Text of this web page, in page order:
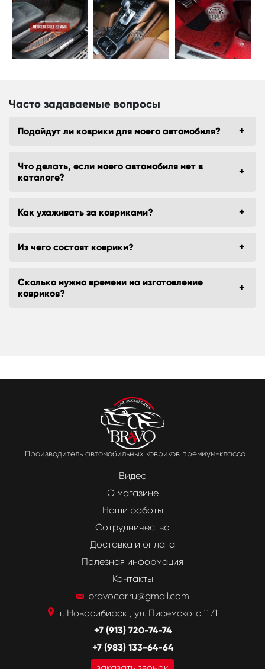
Часто задаваемые вопросы
Подойдут ли коврики для моего автомобиля?
Что делать, если моего автомобиля нет в
каталоге?
Как ухаживать за ковриками?
Из чего состоят коврики?
Сколько нужно времени на изготовление
ковриков?
Производитель автомобильных ковриков премиум-класса
Видео
О магазине
Наши работы
Сотрудничество
Доставка и оплата
Полезная информация
Контакты
bravocar.ru@gmail.com
г. Новосибирск , ул. Писемского 11/1
+7 (913) 720-74-74
+7 (983) 133-64-64